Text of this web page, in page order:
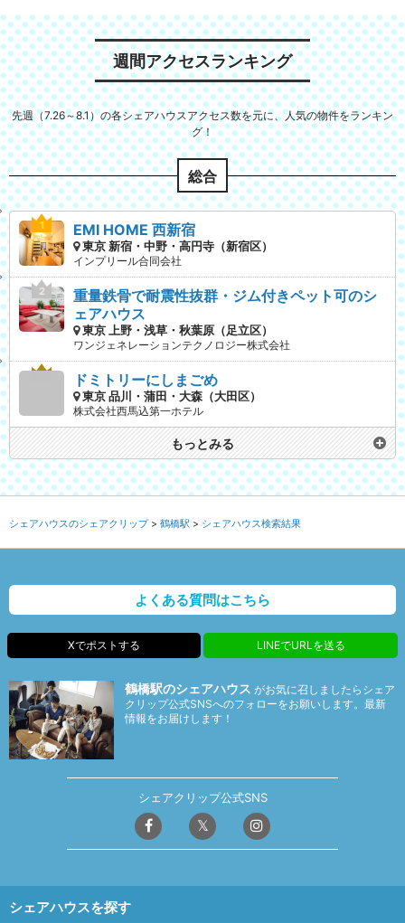
週間アクセスランキング
先週（7.26～8.1）の各シェアハウスアクセス数を元に、人気の物件をランキン
グ！
総合
EMI HOME 西新宿
東京 新宿・中野・高円寺（新宿区）
インプリール合同会社
重量鉄骨で耐震性抜群・ジム付きペット可のシ
ェアハウス
東京 上野・浅草・秋葉原（足立区）
ワンジェネレーションテクノロジー株式会社
ドミトリーにしまごめ
東京 品川・蒲田・大森（大田区）
株式会社西馬込第一ホテル
もっとみる
シェアハウスのシェアクリップ 鶴橋駅 シェアハウス検索結果
よくある質問はこちら
Xでポストする LINEでURLを送る
鶴橋駅のシェアハウス がお気に召しましたらシェア
クリップ公式SNSへのフォローをお願いします。最新
情報をお届けします！
シェアクリップ公式SNS
シェアハウスを探す